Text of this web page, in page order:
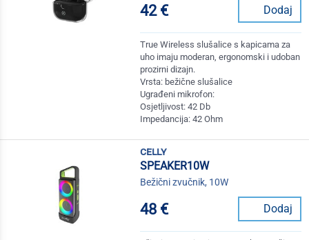
42 € Dodaj
True Wireless slušalice s kapicama za
uho imaju moderan, ergonomski i udoban
prozirni dizajn.
Vrsta: bežične slušalice
Ugrađeni mikrofon:
Osjetljivost: 42 Db
Impedancija: 42 Ohm
celly
SPEAKER10W
Bežični zvučnik, 10W
48 € Dodaj